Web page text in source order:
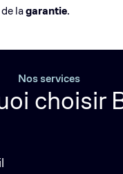
lagarantie.
Nos services
choisir